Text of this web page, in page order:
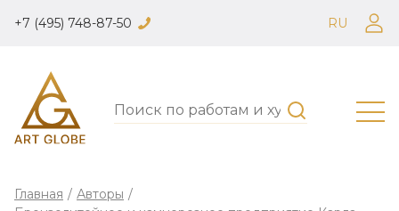
+7 (495) 748-87-50 RU
Главная / Авторы /